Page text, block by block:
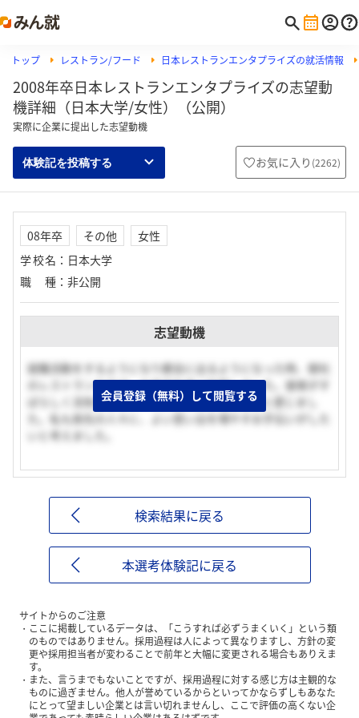
トップ レストラン/フード 日本レストランエンタプライズの就活情報
2008年卒日本レストランエンタプライズの志望動
機詳細（日本大学/女性）（公開）
実際に企業に提出した志望動機
体験記を投稿する お気に入り (2262)
08年卒 その他
女性
学校名 ： 日本大学
職種 ： 非公開
志望動機
就職活動をするようになり都会に出るようになった時、御社
のレストランやそば、お弁当を良く利用しました。接客がす
ばらしく活気があり、やりがいがありそうだなと感じまし
た。私も旅先の人々に、よい思い出を増やすお手伝いがした
いと考えました。
会員登録（無料）して閲覧する
検索結果に戻る
本選考体験記に戻る
サイトからのご注意
ここに掲載しているデータは、「こうすれば必ずうまくいく」という類
のものではありません。採用過程は人によって異なりますし、方針の変
更や採用担当者が変わることで前年と大幅に変更される場合もありえま
す。
また、言うまでもないことですが、採用過程に対する感じ方は主観的な
ものに過ぎません。他人が誉めているからといってかならずしもあなた
にとって望ましい企業とは言い切れませんし、ここで評価の高くない企